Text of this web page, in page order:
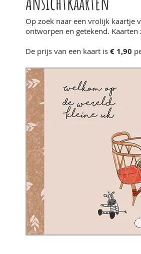
Op zoek naar een vrolijk kaartje
ontworpen en getekend.
De prijs van een kaart is € 1,90